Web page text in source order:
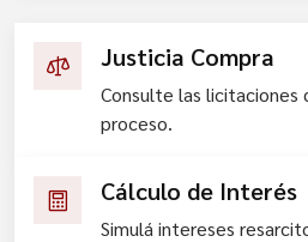
Justicia Compra
Consulte las licitaciones
proceso.
Cálculo de Interés
Simulá intereses